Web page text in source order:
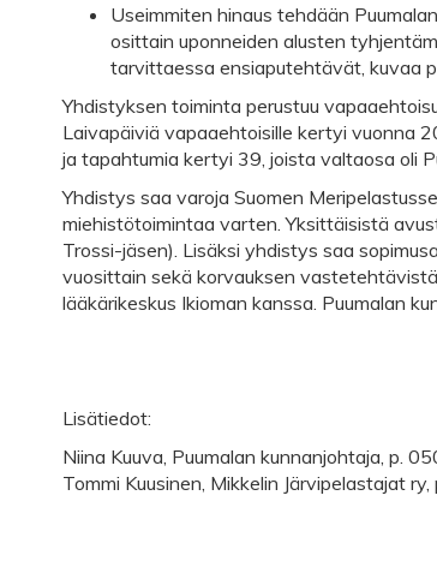
Useimmiten hinaus tehdään
osittain uponneiden alusten
tarvittaessa ensiaputehtävät, kuvaa
Yhdistyksen toiminta perustuu
Laivapäiviä vapaaehtoisille kertyi vuonna
ja tapahtumia kertyi 39,​ joista valtaosa oli
Yhdistys saa varoja Suomen
miehistötoimintaa varten. Yksittäisistä
Trossi-​jäsen). Lisäksi yhdistys saa
vuosittain sekä korvauksen
lääkärikeskus Ikioman kanssa. Puumalan
Lisätiedot:
Niina Kuuva, Puumalan kunnanjohtaja, p.
Tommi Kuusinen, Mikkelin Järvipelastajat